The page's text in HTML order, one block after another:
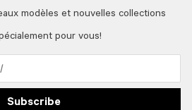
modèles et nouvelles collections
pour vous!
Subscribe